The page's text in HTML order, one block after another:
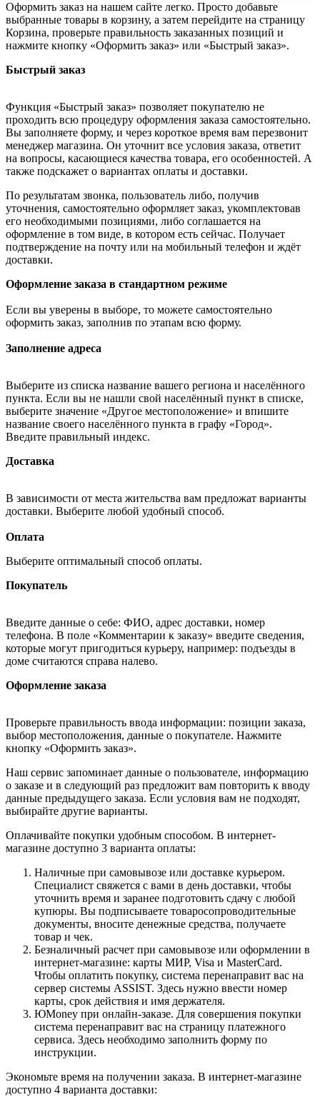
Оформить заказ на нашем сайте легко. Просто добавьте
выбранные товары в корзину, а затем перейдите на страницу
Корзина, проверьте правильность заказанных позиций и
нажмите кнопку «Оформить заказ» или «Быстрый заказ».
Быстрый заказ
Функция «Быстрый заказ» позволяет покупателю не
проходить всю процедуру оформления заказа самостоятельно.
Вы заполняете форму, и через короткое время вам перезвонит
менеджер магазина. Он уточнит все условия заказа, ответит
на вопросы, касающиеся качества товара, его особенностей. А
также подскажет о вариантах оплаты и доставки.
По результатам звонка, пользователь либо, получив
уточнения, самостоятельно оформляет заказ, укомплектовав
его необходимыми позициями, либо соглашается на
оформление в том виде, в котором есть сейчас. Получает
подтверждение на почту или на мобильный телефон и ждёт
доставки.
Оформление заказа в стандартном режиме
Если вы уверены в выборе, то можете самостоятельно
оформить заказ, заполнив по этапам всю форму.
Заполнение адреса
Выберите из списка название вашего региона и населённого
пункта. Если вы не нашли свой населённый пункт в списке,
выберите значение «Другое местоположение» и впишите
название своего населённого пункта в графу «Город».
Введите правильный индекс.
Доставка
В зависимости от места жительства вам предложат варианты
доставки. Выберите любой удобный способ.
Оплата
Выберите оптимальный способ оплаты.
Покупатель
Введите данные о себе: ФИО, адрес доставки, номер
телефона. В поле «Комментарии к заказу» введите сведения,
которые могут пригодиться курьеру, например: подъезды в
доме считаются справа налево.
Оформление заказа
Проверьте правильность ввода информации: позиции заказа,
выбор местоположения, данные о покупателе. Нажмите
кнопку «Оформить заказ».
Наш сервис запоминает данные о пользователе, информацию
о заказе и в следующий раз предложит вам повторить к вводу
данные предыдущего заказа. Если условия вам не подходят,
выбирайте другие варианты.
Оплачивайте покупки удобным способом. В интернет-
магазине доступно 3 варианта оплаты:
Наличные при самовывозе или доставке курьером.
Специалист свяжется с вами в день доставки, чтобы
уточнить время и заранее подготовить сдачу с любой
купюры. Вы подписываете товаросопроводительные
документы, вносите денежные средства, получаете
товар и чек.
Безналичный расчет при самовывозе или оформлении в
интернет-магазине: карты МИР, Visa и MasterCard.
Чтобы оплатить покупку, система перенаправит вас на
сервер системы ASSIST. Здесь нужно ввести номер
карты, срок действия и имя держателя.
ЮMoney при онлайн-заказе. Для совершения покупки
система перенаправит вас на страницу платежного
сервиса. Здесь необходимо заполнить форму по
инструкции.
Экономьте время на получении заказа. В интернет-магазине
доступно 4 варианта доставки: